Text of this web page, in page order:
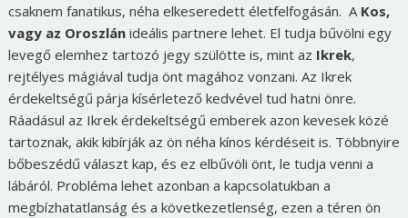
csaknem fanatikus, néha elkeseredett életfelfogásán. AKos,
vagy az Oroszlánideális partnere lehet. El tudja bűvölni egy
levegő elemhez tartozó jegy szülötte is, mint az Ikrek,
rejtélyes mágiával tudja önt magához vonzani. Az Ikrek
érdekeltségű párja kísérletező kedvével tud hatni önre.
Ráadásul az Ikrek érdekeltségű emberek azon kevesek közé
tartoznak, akik kibírják az ön néha kínos kérdéseit is. Többnyire
bőbeszédű választ kap, és ez elbűvöli önt, le tudja venni a
lábáról. Probléma lehet azonban a kapcsolatukban a
megbízhatatlanság és a következetlenség, ezen a téren ön